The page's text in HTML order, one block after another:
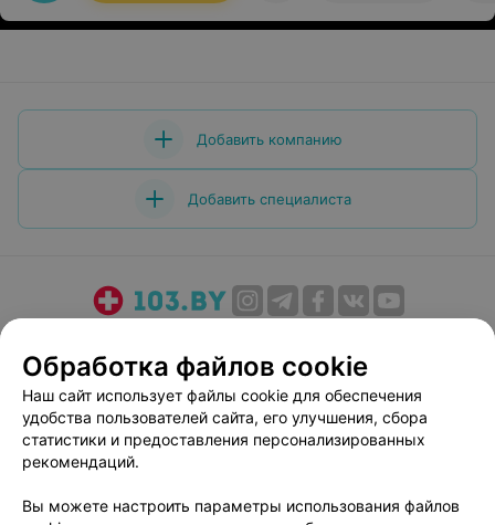
рисованием и т.д.). Вобщем очень неплохой уровень и
если сравнивать с другими подобными учреждениями
Добавить компанию
Добавить специалиста
Медицинский маркетинг
Публичный договор
Пользовательское соглашение
Способы оплаты
Вакансии
Партнеры
Персональные настройки cookie
Обработка файлов cookie
Наш сайт использует файлы cookie для обеспечения
удобства пользователей сайта, его улучшения, сбора
статистики и предоставления персонализированных
рекомендаций.
Вы можете настроить параметры использования файлов